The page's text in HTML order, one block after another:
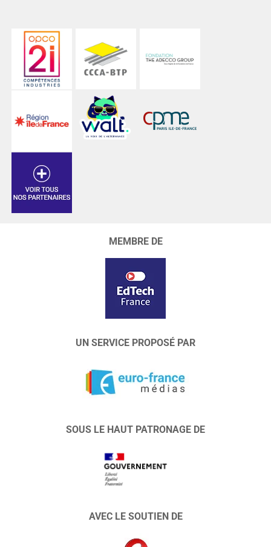
MEMBRE DE
UN SERVICE PROPOSÉ PAR
SOUS LE HAUT PATRONAGE DE
AVEC LE SOUTIEN DE